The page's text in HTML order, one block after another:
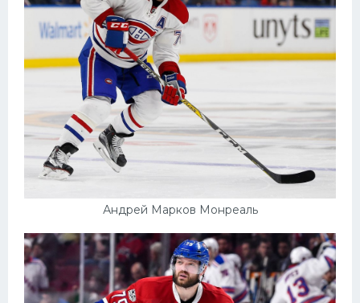
Андрей Марков Монреаль